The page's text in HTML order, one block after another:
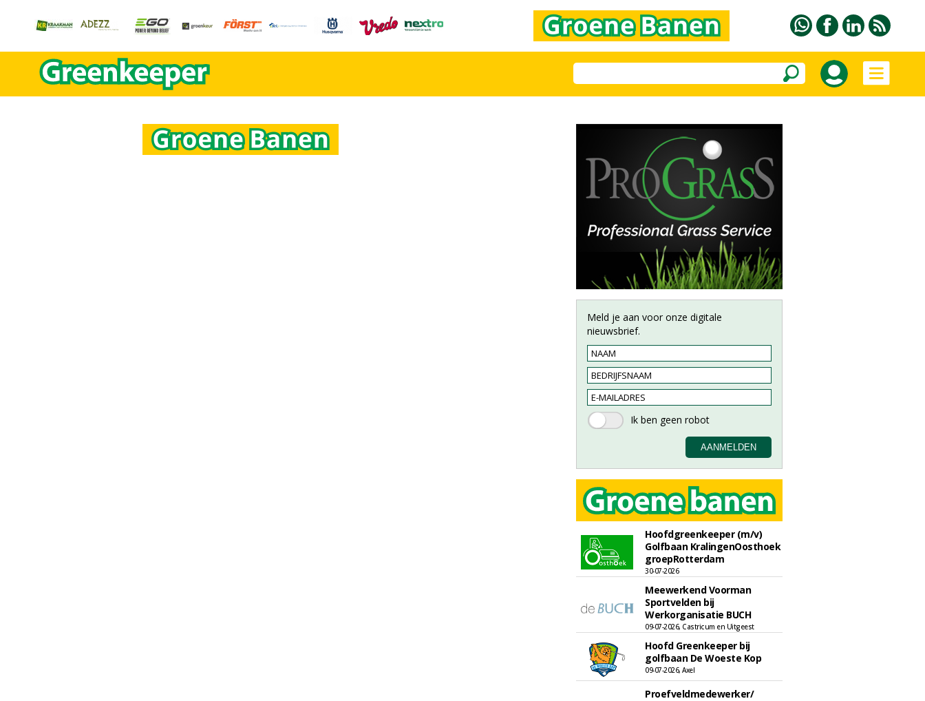
Meld je aan voor onze digitale
nieuwsbrief.
Hoofdgreenkeeper (m/v)
Golfbaan KralingenOosthoek
groepRotterdam
30-07-2026
Meewerkend Voorman
Sportvelden bij
Werkorganisatie BUCH
09-07-2026, Castricum en Uitgeest
Hoofd Greenkeeper bij
golfbaan De Woeste Kop
09-07-2026, Axel
Proefveldmedewerker/